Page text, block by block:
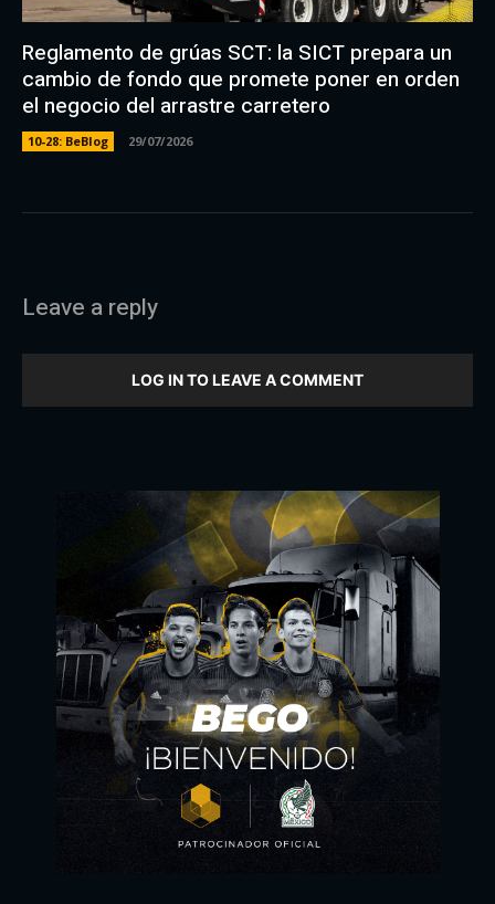
Reglamento de grúas SCT: la SICT prepara un
cambio de fondo que promete poner en orden
el negocio del arrastre carretero
10-28: BeBlog 29/07/2026
Leave a reply
LOG IN TO LEAVE A COMMENT